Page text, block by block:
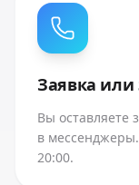
Заявка или
Вы оставляете
в
20:00.